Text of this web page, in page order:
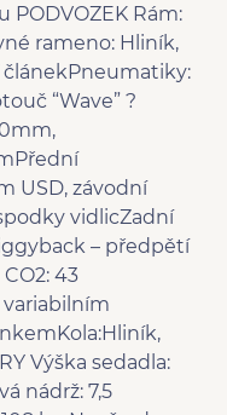
Rám:
rameno: Hliník,
článekPneumatiky:
“Wave” ?
USD, závodní
vidlicZadní
– předpětí
43
Výška sedadla:
nádrž: 7,5